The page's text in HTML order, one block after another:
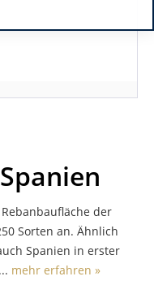
der
Sorten an. Ähnlich
Spanien in erster
mehr erfahren »